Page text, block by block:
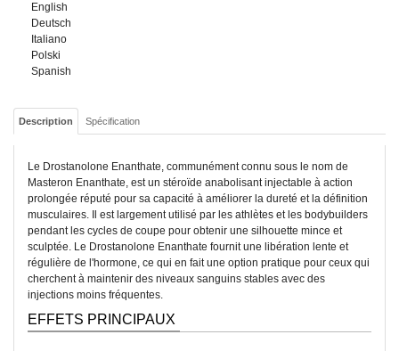
English
Deutsch
Italiano
Polski
Spanish
Description Spécification
Le Drostanolone Enanthate, communément connu sous le nom de
Masteron Enanthate, est un stéroïde anabolisant injectable à action
prolongée réputé pour sa capacité à améliorer la dureté et la définition
musculaires. Il est largement utilisé par les athlètes et les bodybuilders
pendant les cycles de coupe pour obtenir une silhouette mince et
sculptée. Le Drostanolone Enanthate fournit une libération lente et
régulière de l'hormone, ce qui en fait une option pratique pour ceux qui
cherchent à maintenir des niveaux sanguins stables avec des
injections moins fréquentes.
EFFETS PRINCIPAUX